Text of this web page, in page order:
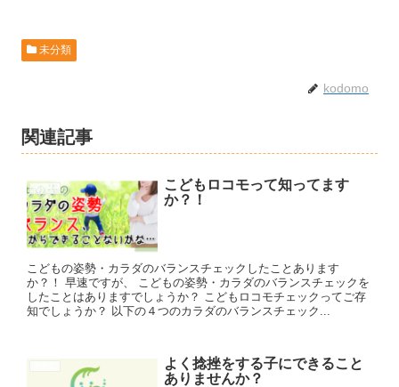
未分類
kodomo
関連記事
未分類
こどもロコモって知ってます
か？！
こどもの姿勢・カラダのバランスチェックしたことあります
か？！ 早速ですが、 こどもの姿勢・カラダのバランスチェックを
したことはありますでしょうか？ こどもロコモチェックってご存
知でしょうか？ 以下の４つのカラダのバランスチェック...
よく捻挫をする子にできること
ありませんか？